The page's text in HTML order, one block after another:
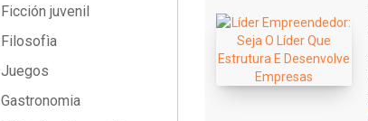
Ficción juvenil
Filosofìa
Juegos
Gastronomia